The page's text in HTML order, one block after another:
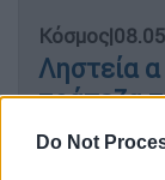
Do Not
Κόσμος|
Ληστεία
τράπεζα
κόσμο στο